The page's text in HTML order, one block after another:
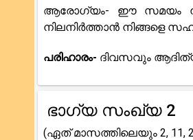
ആരോഗ്യം- ഈ സമയം
നിലനിർത്താൻ നിങ്ങളെ
പരിഹാരം- ദിവസവും
ഭാഗ്യ സംഖ്യ 2
(ഏത് മാസത്തിലെയും 2, 11,